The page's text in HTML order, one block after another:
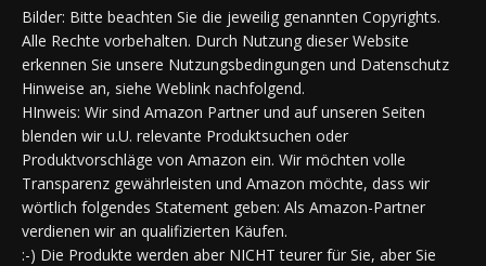
Bilder: Bitte beachten Sie die jeweilig genannten Copyrights.
Alle Rechte vorbehalten. Durch Nutzung dieser Website
erkennen Sie unsere Nutzungsbedingungen und Datenschutz
Hinweise an, siehe Weblink nachfolgend.
HInweis: Wir sind Amazon Partner und auf unseren Seiten
blenden wir u.U. relevante Produktsuchen oder
Produktvorschläge von Amazon ein. Wir möchten volle
Transparenz gewährleisten und Amazon möchte, dass wir
wörtlich folgendes Statement geben: Als Amazon-Partner
verdienen wir an qualifizierten Käufen.
:-) Die Produkte werden aber NICHT teurer für Sie, aber Sie